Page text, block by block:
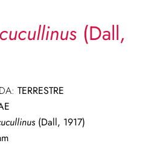
(Dall,
TERRESTRE
(Dall, 1917)